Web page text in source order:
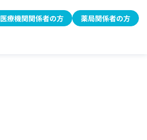
医療機関関係者の方 薬局関係者の方